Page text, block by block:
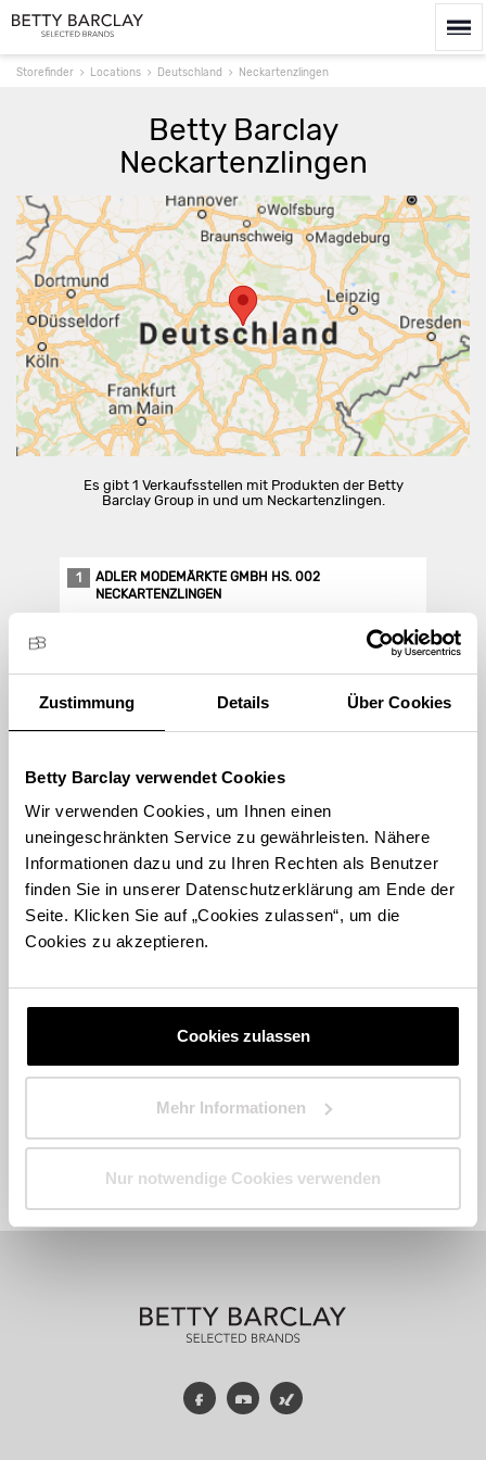
Zustimmung Details Über Cookies
Betty Barclay verwendet Cookies
Wir verwenden Cookies, um Ihnen einen
uneingeschränkten Service zu gewährleisten. Nähere
Informationen dazu und zu Ihren Rechten als Benutzer
finden Sie in unserer Datenschutzerklärung am Ende der
Seite. Klicken Sie auf „Cookies zulassen“, um die
Cookies zu akzeptieren.
Cookies zulassen
Mehr Informationen
Nur notwendige Cookies verwenden
Storefinder Locations Deutschland Neckartenzlingen
Betty Barclay
Neckartenzlingen
Route berechnen
Es gibt 1 Verkaufsstellen mit Produkten der Betty
Barclay Group in und um Neckartenzlingen.
1
ADLER MODEMÄRKTE GMBH HS. 002
NECKARTENZLINGEN
Store Landing-Page
FacebookYouTube